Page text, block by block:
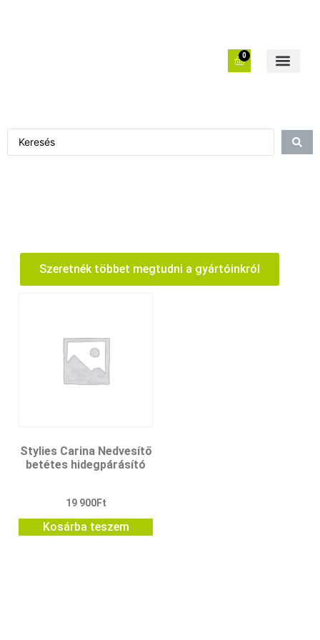
0
Szeretnék többet megtudni a gyártóinkról
Stylies Carina Nedvesítő
betétes hidegpárásító
19 900Ft
Kosárba teszem